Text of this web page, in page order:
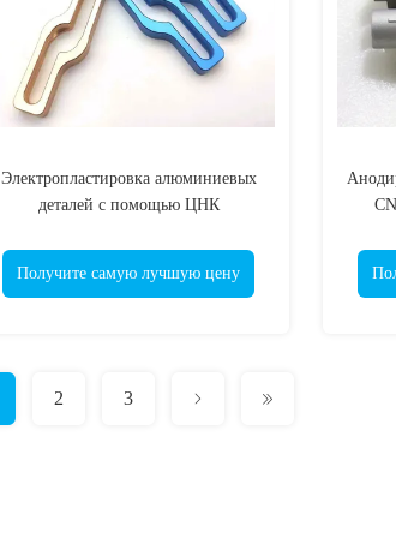
Электропластировка алюминиевых
деталей с помощью ЦНК
Получите самую лучшую цену
2 3